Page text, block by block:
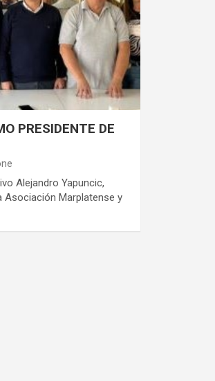
PRESIDENTE DE
Alejandro Yapuncic,
Marplatense y